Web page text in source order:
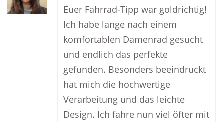
Euer Fahrrad-Tipp war goldrichtig!
Ich habe lange nach einem
komfortablen Damenrad gesucht
und endlich das perfekte
gefunden. Besonders beeindruckt
hat mich die hochwertige
Verarbeitung und das leichte
Design. Ich fahre nun viel öfter mit